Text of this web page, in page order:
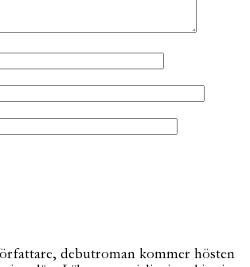
debutroman kommer hösten